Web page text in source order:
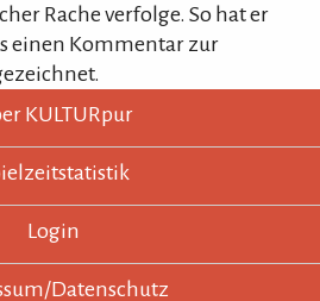
Rache verfolge. So hat er
einen Kommentar zur
wo was läuft.
KULTURpur
Login
Datenschutz